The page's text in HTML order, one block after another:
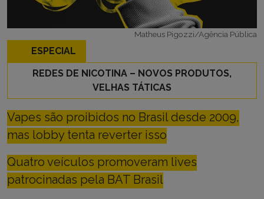
Matheus Pigozzi/Agência Pública
ESPECIAL
REDES DE NICOTINA – NOVOS PRODUTOS,
VELHAS TÁTICAS
Vapes são proibidos no Brasil desde 2009,
mas lobby tenta reverter isso
Quatro veículos promoveram lives
patrocinadas pela BAT Brasil